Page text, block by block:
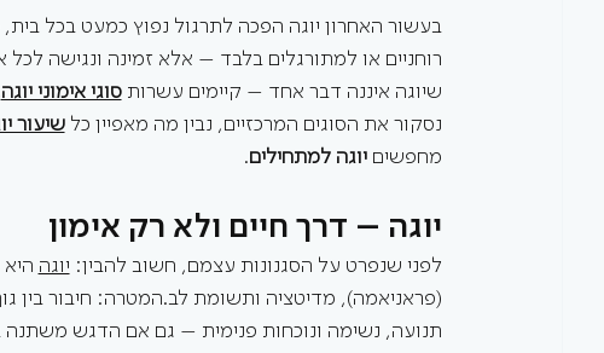
בעשור האחרון יוגה הפכה לתרגול נפוץ כמעט בכל
רוחניים או למתורגלים בלבד – אלא זמינה ונגישה
שיוגה איננה דבר אחד – קיימים עשרות סוגי אימוני יוגה
נסקור את הסוגים המרכזיים, נבין מה מאפיין כל שיעור
מחפשים יוגה למתחילים.
יוגה – דרך חיים ולא רק אימון
לפני שנפרט על הסגנונות עצמם, חשוב להבין: יוגה
(פראניאמה), מדיטציה ותשומת לב.המטרה: חיבור בין
תנועה, נשימה ונוכחות פנימית – גם אם הדגש משתנה